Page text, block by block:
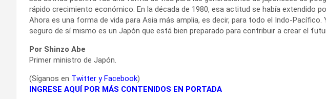
rápido crecimiento económico. En la década de 1980, esa actitud se había extendido
Ahora es una forma de vida para Asia más amplia, es decir, para todo el Indo-
seguro de sí mismo es un Japón que está bien preparado para contribuir a crear el
Por Shinzo Abe
Primer ministro de Japón.
(Síganos en Twitter yFacebook)
INGRESE AQUÍ POR MÁS CONTENIDOS EN PORTADA